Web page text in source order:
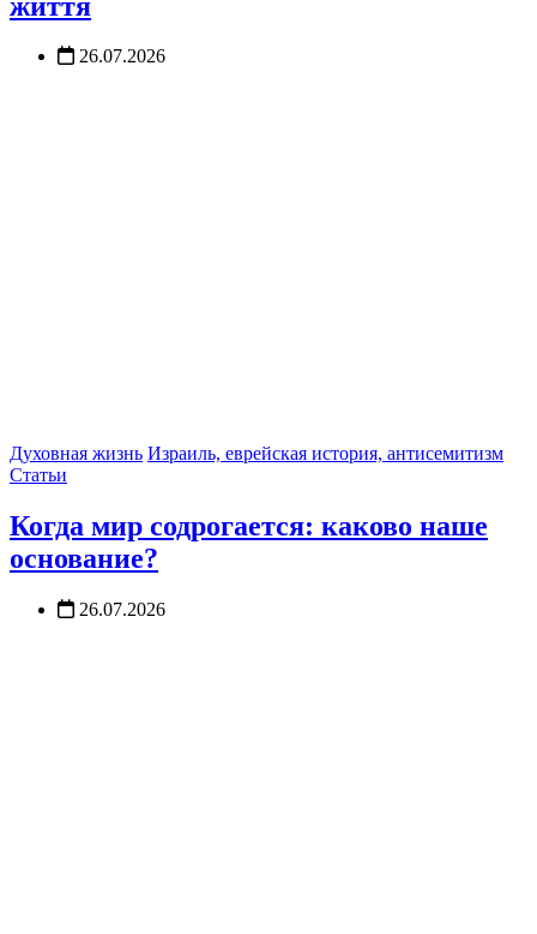
26.07.2026
Духовная жизнь Израиль, еврейская история, антисемитизм
Статьи
Когда мир содрогается: каково наше
основание?
26.07.2026